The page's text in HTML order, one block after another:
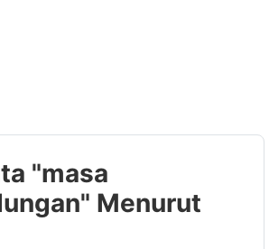
"masa
Menurut